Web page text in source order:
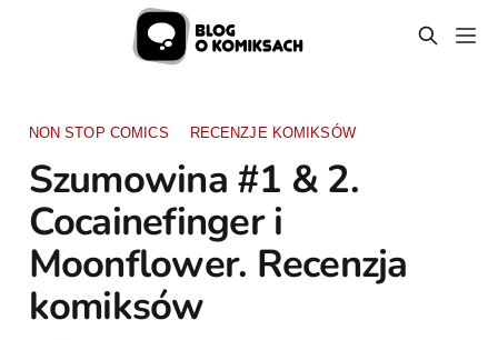
NON STOP COMICS RECENZJE KOMIKSÓW
Szumowina #1 & 2.
Cocainefinger i
Moonflower. Recenzja
komiksów